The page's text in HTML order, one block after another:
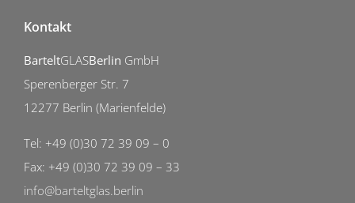
Kontakt
BarteltGLASBerlin GmbH
Sperenberger Str. 7
12277 Berlin (Marienfelde)
Tel: +49 (0)30 72 39 09 – 0
Fax: +49 (0)30 72 39 09 – 33
info@barteltglas.berlin